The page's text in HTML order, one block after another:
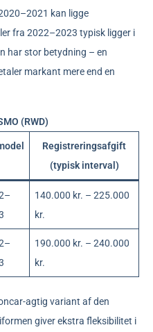
kan ligge
fra 2022–2023 typisk ligger i
har stor betydning – en
markant mere end en
(RWD)
Registreringsafgift
(typisk interval)
140.000 kr. – 225.000
kr.
190.000 kr. – 240.000
kr.
agtig variant af den
giver ekstra fleksibilitet i